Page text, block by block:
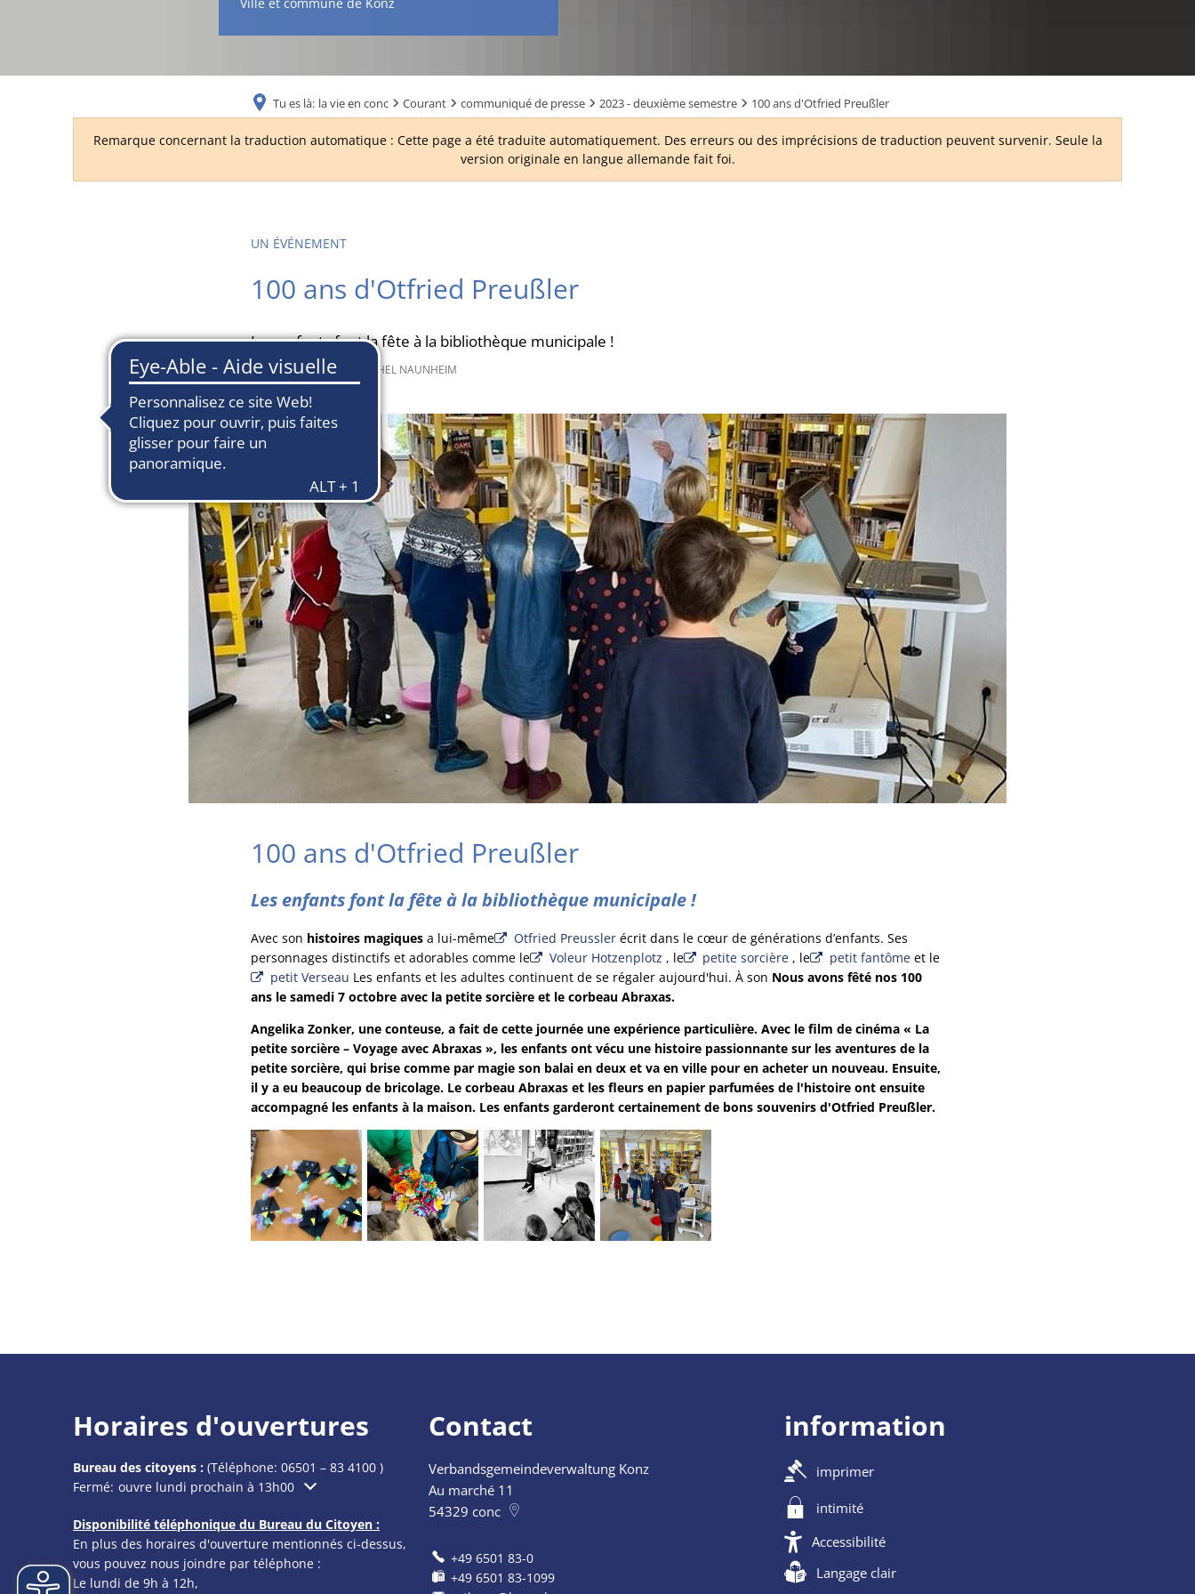
Tu es là: la vie en conc Courant communiqué de presse 2023 - deuxième semestre 100 ans d'Otfried Preußler
Remarque concernant la traduction automatique : Cette page a été traduite automatiquement. Des erreurs ou des imprécisions de traduction peuvent survenir. Seule la
version originale en langue allemande fait foi.
UN ÉVÉNEMENT
100 ans d'Otfried Preußler
Les enfants font la fête à la bibliothèque municipale !
9 octobre 2023 depuis MICHEL NAUNHEIM
100 ans d'Otfried Preußler
Les enfants font la fête à la bibliothèque municipale !
Avec son histoires magiques a lui-même Otfried Preusslerécrit dans le cœur de générations d’enfants. Ses
personnages distinctifs et adorables comme le
Voleur Hotzenplotz , le petite sorcière , le petit fantômeet le
petit Verseau Les enfants et les adultes continuent de se régaler aujourd'hui. À son Nous avons fêté nos 100
ans le samedi 7 octobre avec la petite sorcière et le corbeau Abraxas.
Angelika Zonker, une conteuse, a fait de cette journée une expérience particulière. Avec le film de cinéma « La
petite sorcière – Voyage avec Abraxas », les enfants ont vécu une histoire passionnante sur les aventures de la
petite sorcière, qui brise comme par magie son balai en deux et va en ville pour en acheter un nouveau. Ensuite,
il y a eu beaucoup de bricolage. Le corbeau Abraxas et les fleurs en papier parfumées de l'histoire ont ensuite
accompagné les enfants à la maison. Les enfants garderont certainement de bons souvenirs d'Otfried Preußler.
Horaires d'ouvertures
Bureau des citoyens : (Téléphone: 06501 – 83 4100 )
Cliquez pour masquer les heures d'ouverture ou de fermeture supplémentaires
Fermé: ouvre lundi prochain à 13h00
Disponibilité téléphonique du Bureau du Citoyen :
En plus des horaires d'ouverture mentionnés ci-dessus,
vous pouvez nous joindre par téléphone :
Le lundi de 9h à 12h,
Contact
Verbandsgemeindeverwaltung Konz
Au marché 11
54329 conc
+49 6501 83-0
+49 6501 83-1099
information
imprimer
intimité
Accessibilité
Langage clair